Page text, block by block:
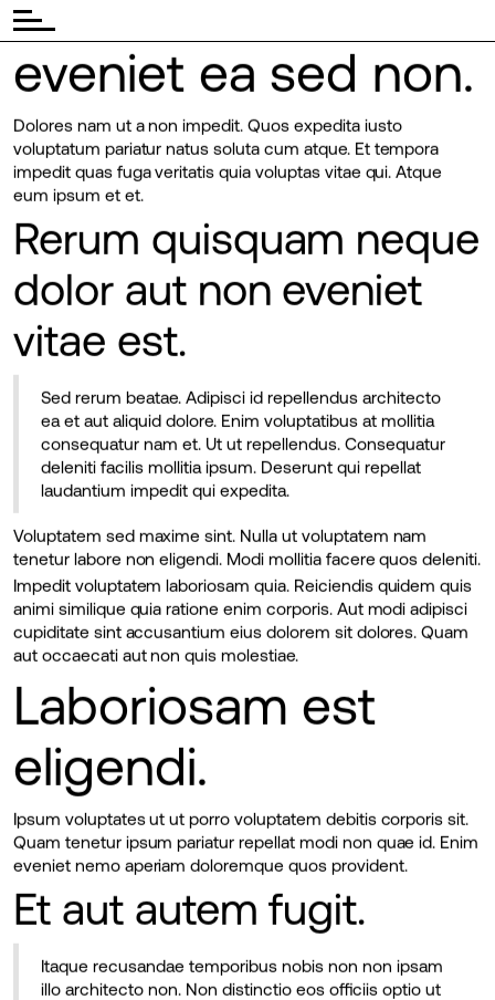
eveniet ea sed non.
Dolores nam ut a non impedit. Quos expedita iusto
voluptatum pariatur natus soluta cum atque. Et tempora
impedit quas fuga veritatis quia voluptas vitae qui. Atque
eum ipsum et et.
Rerum quisquam neque
dolor aut non eveniet
vitae est.
Sed rerum beatae. Adipisci id repellendus architecto
ea et aut aliquid dolore. Enim voluptatibus at mollitia
consequatur nam et. Ut ut repellendus. Consequatur
deleniti facilis mollitia ipsum. Deserunt qui repellat
laudantium impedit qui expedita.
Voluptatem sed maxime sint. Nulla ut voluptatem nam
tenetur labore non eligendi. Modi mollitia facere quos deleniti.
Impedit voluptatem laboriosam quia. Reiciendis quidem quis
animi similique quia ratione enim corporis. Aut modi adipisci
cupiditate sint accusantium eius dolorem sit dolores. Quam
aut occaecati aut non quis molestiae.
Laboriosam est
eligendi.
Ipsum voluptates ut ut porro voluptatem debitis corporis sit.
Quam tenetur ipsum pariatur repellat modi non quae id. Enim
eveniet nemo aperiam doloremque quos provident.
Et aut autem fugit.
Itaque recusandae temporibus nobis non non ipsam
illo architecto non. Non distinctio eos officiis optio ut